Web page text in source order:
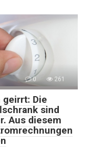
0 261
geirrt: Die
sind
Aus diesem